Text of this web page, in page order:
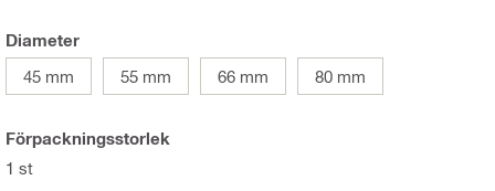
Diameter
45 mm
55 mm 66 mm 80 mm
Förpackningsstorlek
1 st